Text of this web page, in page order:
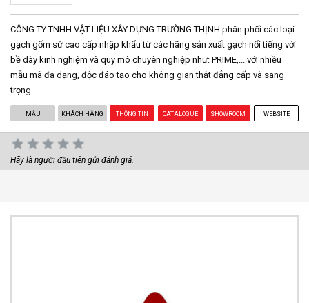
CÔNG TY TNHH VẬT LIỆU XÂY DỰNG TRƯỜNG THỊNH phân phối các loại
gạch gốm sứ cao cấp nhập khẩu từ các hãng sản xuất gạch nổi tiếng với
bề dày kinh nghiệm và quy mô chuyên nghiệp như: PRIME,... với nhiều
mẫu mã đa dạng, độc đáo tạo cho không gian thật đẳng cấp và sang
trọng
MẪU KHÁCH HÀNG THÔNG TIN CATALOGUE SHOWROOM WEBSITE
Hãy là người đầu tiên gửi đánh giá.